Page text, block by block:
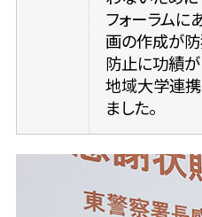
フォーラムに
画の作成が
防止に功績が
地域大学連
ました。